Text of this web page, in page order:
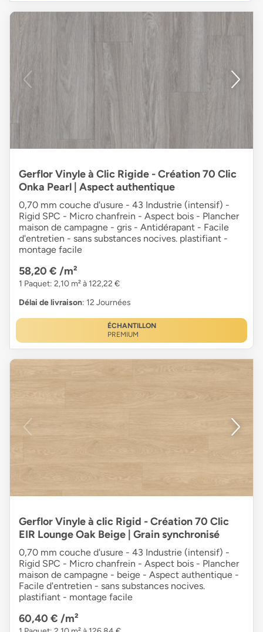
Gerflor Vinyle à Clic Rigide - Création 70 Clic
Onka Pearl | Aspect authentique
0,70 mm couche d'usure - 43 Industrie (intensif) -
Rigid SPC - Micro chanfrein - Aspect bois - Plancher
maison de campagne - gris - Antidérapant - Facile
d'entretien - sans substances nocives. plastifiant -
montage facile
58,20 € /m²
1 Paquet: 2,10 m² à 122,22 €
Délai de livraison: 12 Journées
ÉCHANTILLON
PREMIUM
Gerflor Vinyle à clic Rigid - Création 70 Clic
EIR Lounge Oak Beige | Grain synchronisé
0,70 mm couche d'usure - 43 Industrie (intensif) -
Rigid SPC - Micro chanfrein - Aspect bois - Plancher
maison de campagne - beige - Aspect authentique -
Facile d'entretien - sans substances nocives.
plastifiant - montage facile
60,40 € /m²